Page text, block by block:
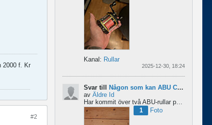
2000 f. Kr
#2
Kanal: Rullar
2025-12-30, 18:24
Svar till Någon som kan ABU Cardinal och skillnader mellan äldre rullar?
av Äldre Id
1
Foto